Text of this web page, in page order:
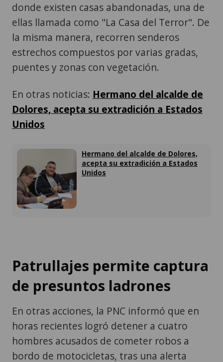
donde existen casas abandonadas, una de
ellas llamada como "La Casa del Terror". De
la misma manera, recorren senderos
estrechos compuestos por varias gradas,
puentes y zonas con vegetación.
En otras noticias: Hermano del alcalde de
Dolores, acepta su extradición a Estados
Unidos
Hermano del alcalde de Dolores,
acepta su extradición a Estados
Unidos
Patrullajes permite captura
de presuntos ladrones
En otras acciones, la PNC informó que en
horas recientes logró detener a cuatro
hombres acusados de cometer robos a
bordo de motocicletas, tras una alerta